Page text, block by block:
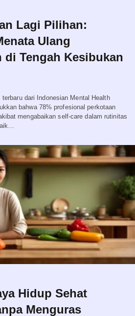
Lagi Pilihan:
Ulang
di Tengah Kesibukan
dari Indonesian Mental Health
bahwa 78% profesional perkotaan
mengabaikan self-care dalam rutinitas
Hidup Sehat
Menguras